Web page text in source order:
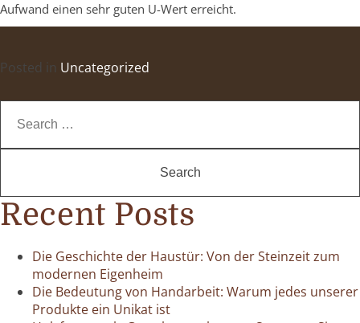
Aufwand einen sehr guten U-Wert erreicht.
Posted in Uncategorized
for:
Recent Posts
Die Geschichte der Haustür: Von der Steinzeit zum
modernen Eigenheim
Die Bedeutung von Handarbeit: Warum jedes unserer
Produkte ein Unikat ist